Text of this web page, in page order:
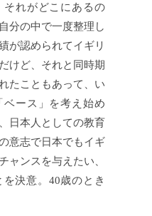
それがどこにあるの
分の中で一度整理し
が認められてイギリ
けど、それと同時期
たこともあって、い
ベース」を考え始め
日本人としての教育
意志で日本でもイギ
ャンスを与えたい、
決意。40歳のとき